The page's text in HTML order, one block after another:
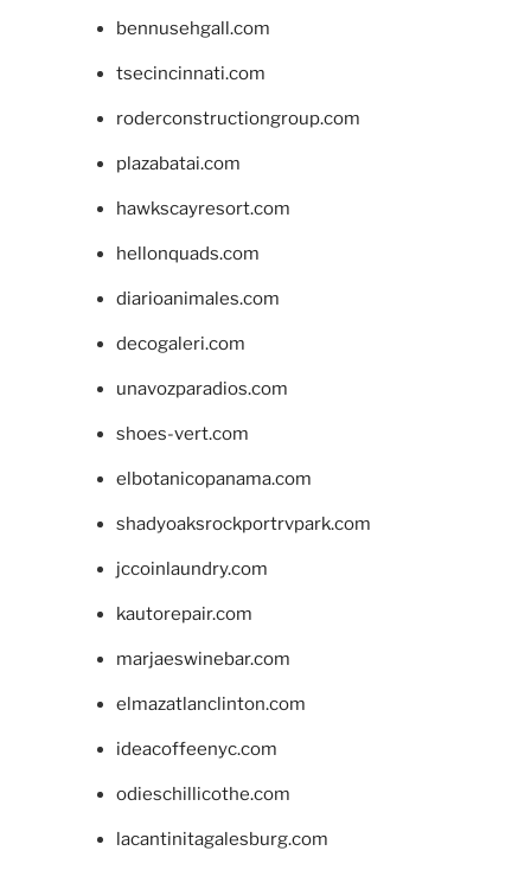
bennusehgall.com
tsecincinnati.com
roderconstructiongroup.com
plazabatai.com
hawkscayresort.com
hellonquads.com
diarioanimales.com
decogaleri.com
unavozparadios.com
shoes-vert.com
elbotanicopanama.com
shadyoaksrockportrvpark.com
jccoinlaundry.com
kautorepair.com
marjaeswinebar.com
elmazatlanclinton.com
ideacoffeenyc.com
odieschillicothe.com
lacantinitagalesburg.com